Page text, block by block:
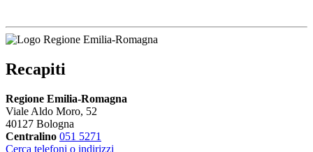
Recapiti
Regione Emilia-Romagna
Viale Aldo Moro, 52
40127 Bologna
Centralino 051 5271
Cerca telefoni o indirizzi